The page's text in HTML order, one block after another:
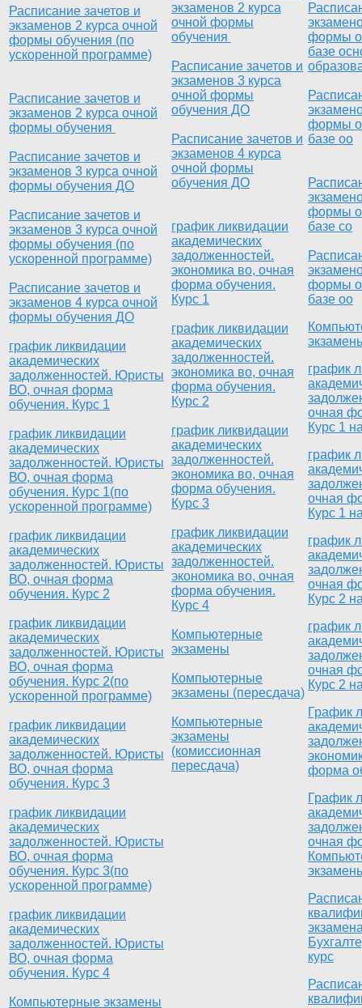
Расписание зачетов и
экзаменов 2 курса очной
формы обучения (по
ускоренной программе)
Расписание зачетов и
экзаменов 2 курса очной
формы обучения
Расписание зачетов и
экзаменов 3 курса очной
формы обучения ДО
Расписание зачетов и
экзаменов 3 курса очной
формы обучения (по
ускоренной программе)
Расписание зачетов и
экзаменов 4 курса очной
формы обучения ДО
график ликвидации
академических
задолженностей. Юристы
ВО, очная форма
обучения. Курс 1
график ликвидации
академических
задолженностей. Юристы
ВО, очная форма
обучения. Курс 1(по
ускоренной программе)
график ликвидации
академических
задолженностей. Юристы
ВО, очная форма
обучения. Курс 2
график ликвидации
академических
задолженностей. Юристы
ВО, очная форма
обучения. Курс 2(по
ускоренной программе)
график ликвидации
академических
задолженностей. Юристы
ВО, очная форма
обучения. Курс 3
график ликвидации
академических
задолженностей. Юристы
ВО, очная форма
обучения. Курс 3(по
ускоренной программе)
график ликвидации
академических
задолженностей. Юристы
ВО, очная форма
обучения. Курс 4
Компьютерные экзамены
экзаменов 2 курса
очной формы
обучения
Расписание зачетов и
экзаменов 3 курса
очной формы
обучения ДО
Расписание зачетов и
экзаменов 4 курса
очной формы
обучения ДО
график ликвидации
академических
задолженностей.
экономика во, очная
форма обучения.
Курс 1
график ликвидации
академических
задолженностей.
экономика во, очная
форма обучения.
Курс 2
график ликвидации
академических
задолженностей.
экономика во, очная
форма обучения.
Курс 3
график ликвидации
академических
задолженностей.
экономика во, очная
форма обучения.
Курс 4
Компьютерные
экзамены
Компьютерные
экзамены (пересдача)
Компьютерные
экзамены
(комиссионная
пересдача)
формы
базе
формы
базе оо
формы
базе со
формы
базе оо
график
очная
Курс 1
график
очная
Курс 1
график
очная
Курс 2
график
очная
Курс 2
График
форма
График
очная
курс